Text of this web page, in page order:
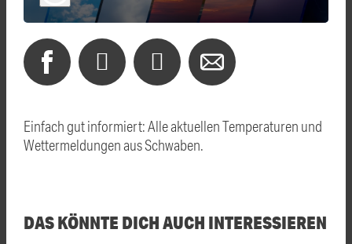
Einfach gut informiert: Alle aktuellen Temperaturen und
Wettermeldungen aus Schwaben.
DAS KÖNNTE DICH AUCH INTERESSIEREN